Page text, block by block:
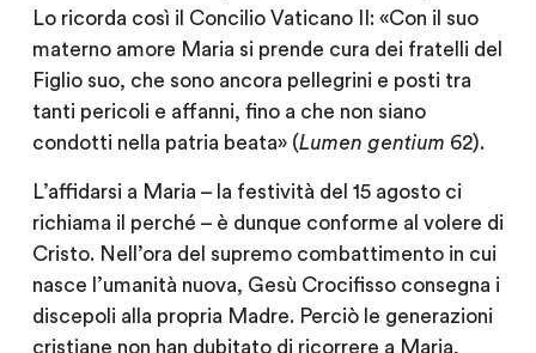
Lo ricorda così il Concilio Vaticano II: «Con il suo
materno amore Maria si prende cura dei fratelli del
Figlio suo, che sono ancora pellegrini e posti tra
tanti pericoli e affanni, fino a che non siano
condotti nella patria beata» (Lumen gentium 62).
L’affidarsi a Maria – la festività del 15 agosto ci
richiama il perché – è dunque conforme al volere di
Cristo. Nell’ora del supremo combattimento in cui
nasce l’umanità nuova, Gesù Crocifisso consegna i
discepoli alla propria Madre. Perciò le generazioni
cristiane non han dubitato di ricorrere a Maria,